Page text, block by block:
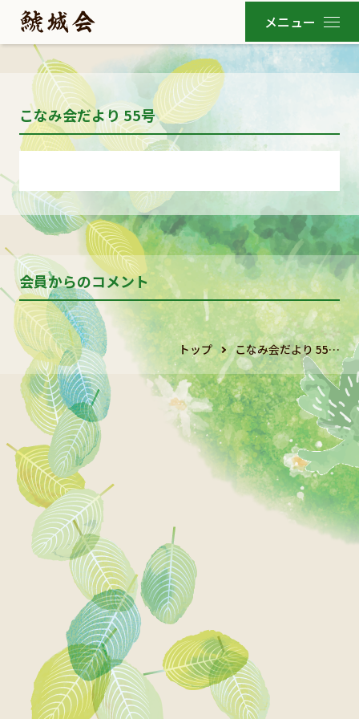
こなみ会だより 55号
会員からのコメント
トップ こなみ会だより 55…